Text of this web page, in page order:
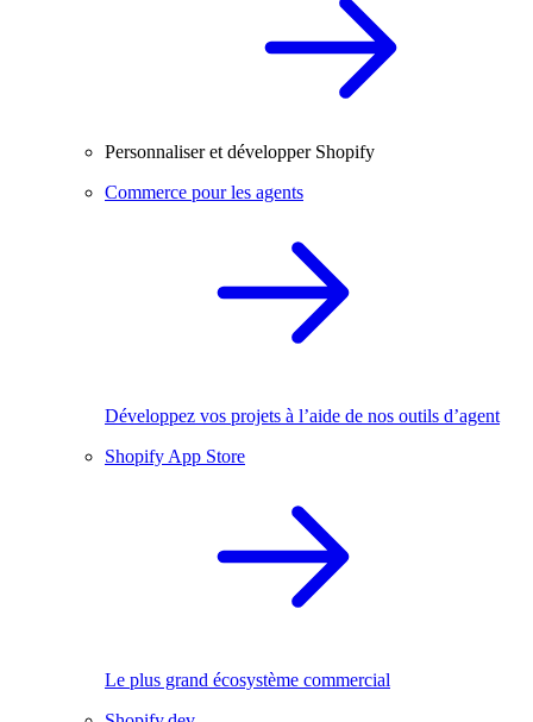
Personnaliser et développer Shopify
Commerce pour les agents
Développez vos projets à l’aide de nos outils d’agent
Shopify App Store
Le plus grand écosystème commercial